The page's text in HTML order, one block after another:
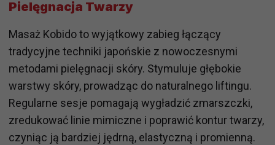
Pielęgnacja Twarzy
Masaż Kobido to wyjątkowy zabieg łączący
tradycyjne techniki japońskie z nowoczesnymi
metodami pielęgnacji skóry. Stymuluje głębokie
warstwy skóry, prowadząc do naturalnego liftingu.
Regularne sesje pomagają wygładzić zmarszczki,
zredukować linie mimiczne i poprawić kontur twarzy,
czyniąc ją bardziej jędrną, elastyczną i promienną.